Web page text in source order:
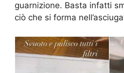
guarnizione. Basta infatti
ciò che si forma